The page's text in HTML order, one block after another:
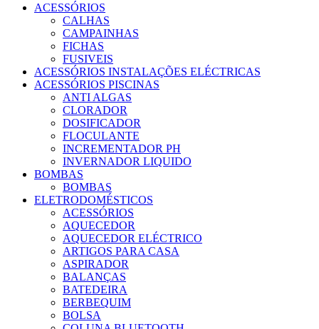
ACESSÓRIOS
CALHAS
CAMPAINHAS
FICHAS
FUSIVEIS
ACESSÓRIOS INSTALAÇÕES ELÉCTRICAS
ACESSÓRIOS PISCINAS
ANTI ALGAS
CLORADOR
DOSIFICADOR
FLOCULANTE
INCREMENTADOR PH
INVERNADOR LIQUIDO
BOMBAS
BOMBAS
ELETRODOMÉSTICOS
ACESSÓRIOS
AQUECEDOR
AQUECEDOR ELÉCTRICO
ARTIGOS PARA CASA
ASPIRADOR
BALANÇAS
BATEDEIRA
BERBEQUIM
BOLSA